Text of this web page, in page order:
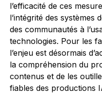
l’efficacité de ces
l’intégrité des systèmes
des communautés à
technologies. Pour les
l’enjeu est désormais
la compréhension du
contenus et de les
fiables des productions